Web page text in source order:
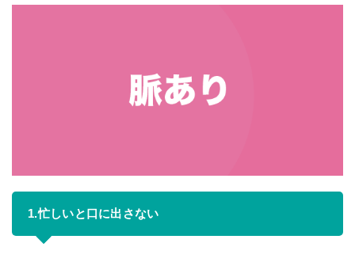
1.忙しいと口に出さない